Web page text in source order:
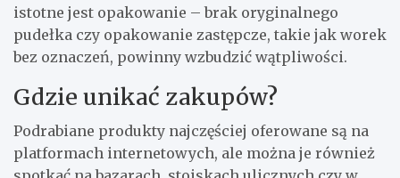
istotne jest opakowanie – brak oryginalnego
pudełka czy opakowanie zastępcze, takie jak worek
bez oznaczeń, powinny wzbudzić wątpliwości.
Gdzie unikać zakupów?
Podrabiane produkty najczęściej oferowane są na
platformach internetowych, ale można je również